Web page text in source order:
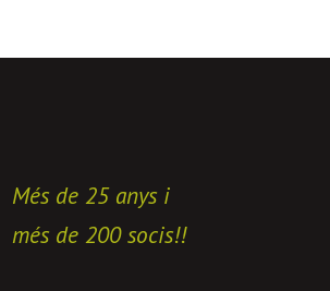
Més de 25 anys i
més de 200 socis!!